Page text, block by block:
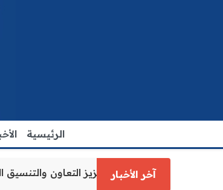
الرئيسية
آخر الأخبار
يبحث مع رئيس مجلس محافظة ديالى تعزيز